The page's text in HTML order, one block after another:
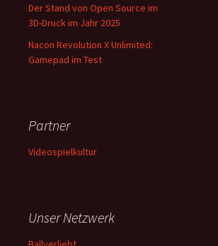
Der Stand von Open Source im
3D-Druck im Jahr 2025
Nacon Revolution X Unlimited:
Gamepad im Test
Partner
Videospielkultur
Unser Netzwerk